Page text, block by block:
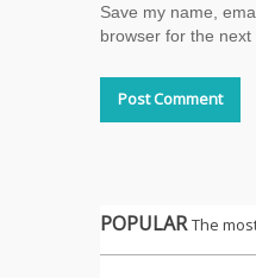
Save my name,
browser for the next
POPULARThe